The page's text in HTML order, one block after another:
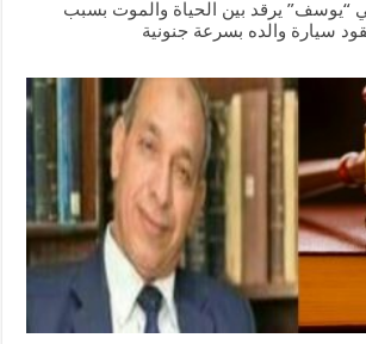
“يوسف” يرقد بين الحياة والموت بسبب
سيارة والده بسرعة جنونية